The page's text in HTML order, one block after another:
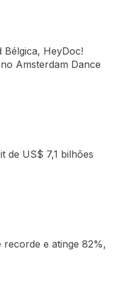
HeyDoc!
Amsterdam Dance
de US$ 7,1 bilhões
recorde e atinge 82%,